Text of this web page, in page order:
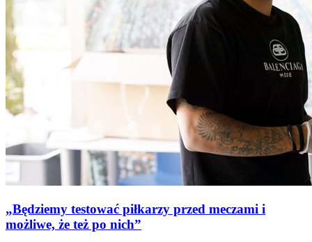
„Będziemy testować piłkarzy przed meczami i
możliwe, że też po nich”